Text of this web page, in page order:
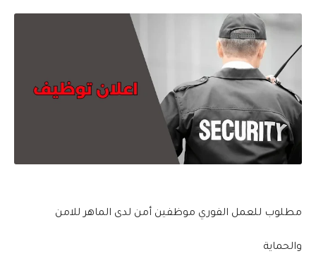
مطلوب للعمل الفوري موظفين أمن لدى الماهر للامن
والحماية